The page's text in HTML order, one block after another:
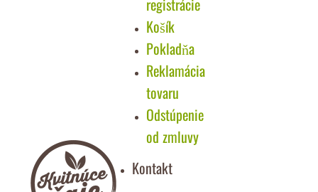
registrácie
Košík
Pokladňa
Reklamácia
tovaru
Odstúpenie
od zmluvy
Kontakt